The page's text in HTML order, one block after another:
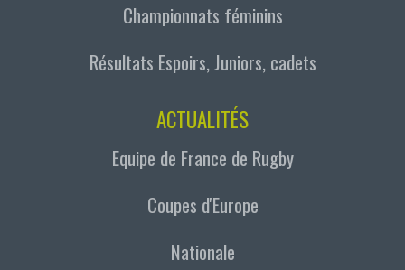
Championnats féminins
Résultats Espoirs, Juniors, cadets
ACTUALITÉS
Equipe de France de Rugby
Coupes d'Europe
Nationale